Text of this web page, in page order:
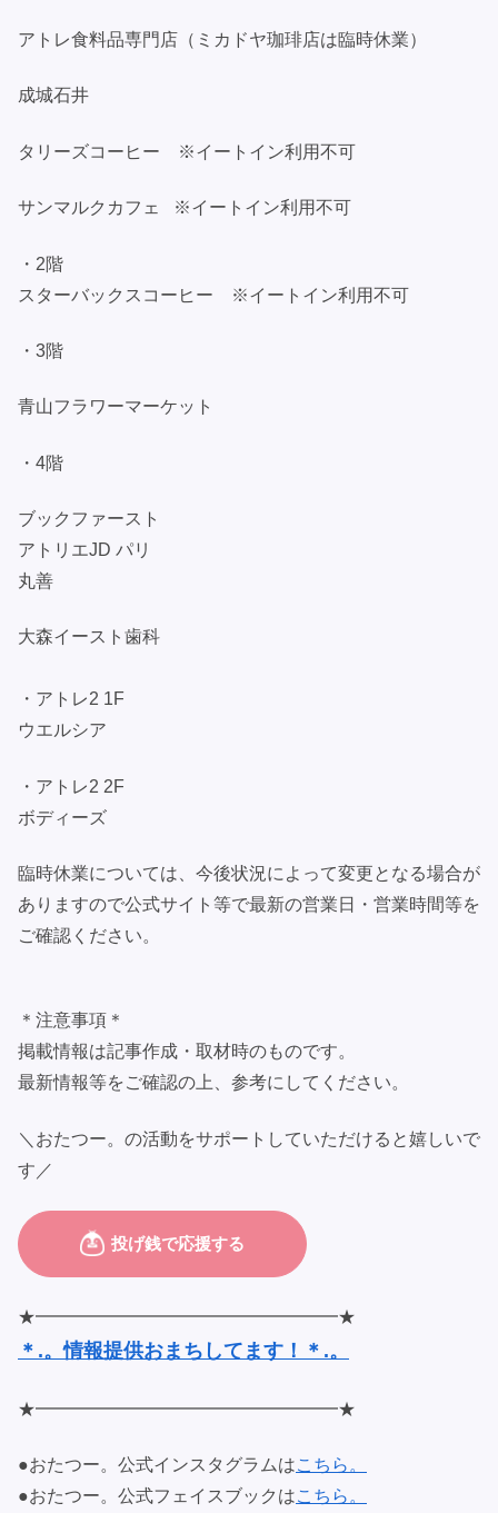
アトレ食料品専門店（ミカドヤ珈琲店は臨時休業）
成城石井
タリーズコーヒー ※イートイン利用不可
サンマルクカフェ ※イートイン利用不可
・2階
スターバックスコーヒー ※イートイン利用不可
・3階
青山フラワーマーケット
・4階
ブックファースト
アトリエJD パリ
丸善
大森イースト歯科
・アトレ2 1F
ウエルシア
・アトレ2 2F
ボディーズ
臨時休業については、今後状況によって変更となる場合が
ありますので公式サイト等で最新の営業日・営業時間等を
ご確認ください。
＊注意事項＊
掲載情報は記事作成・取材時のものです。
最新情報等をご確認の上、参考にしてください。
＼おたつー。の活動をサポートしていただけると嬉しいで
す／
★━━━━━━━━━━━━━━━━━★
＊.。情報提供おまちしてます！＊.。
★━━━━━━━━━━━━━━━━━★
●おたつー。公式インスタグラムはこちら。
●おたつー。公式フェイスブックはこちら。